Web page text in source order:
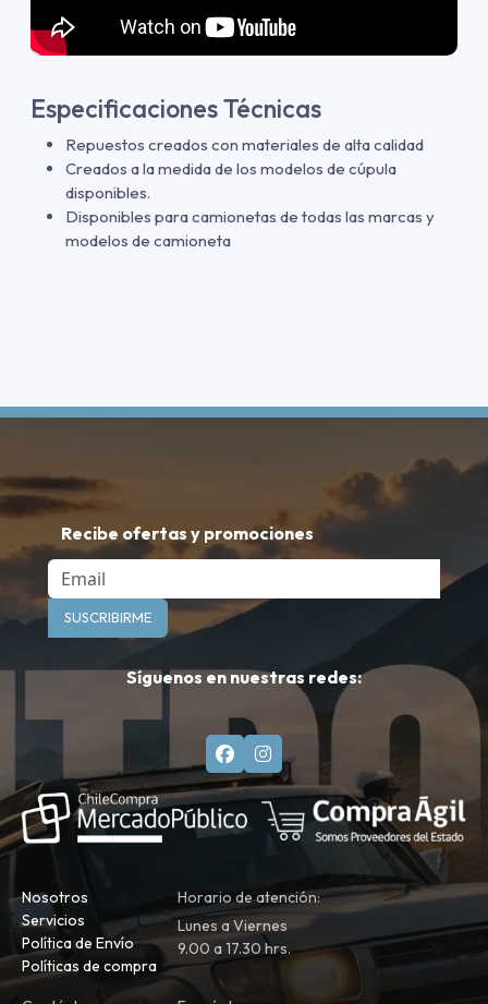
Especificaciones Técnicas
Repuestos creados con materiales de alta calidad
Creados a la medida de los modelos de cúpula
disponibles.
Disponibles para camionetas de todas las marcas y
modelos de camioneta
Recibe ofertas y promociones
Email
SUSCRIBIRME
Síguenos en nuestras redes:
Nosotros
Servicios
Política de Envío
Políticas de compra
Horario de atención:
Lunes a Viernes
9.00 a 17.30 hrs.